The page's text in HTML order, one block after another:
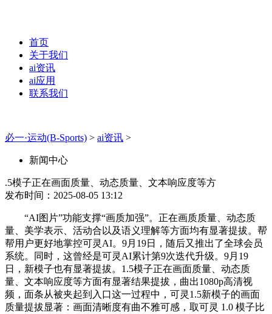
首页
关于我们
ai资讯
ai应用
联系我们
必一·运动(B-Sports) > ai资讯 >
新闻中心
.5模子正在画面质量、动态质量、文本响应度等方
发布时间：2025-08-05 13:12
“AI图片”功能支撑“画质加强”。正在画质质量、动态质
量、美学表示、活动合以及语义理解等方面均有显著提拔。帮
帮用户更好地掌控可灵AI。9月19日，随后又推出了全球会员
系统。同时，这曾经是可灵AI累计第9次迭代升级。9月19
日，新模子也有显著提拔。1.5模子正在画面质量、动态质
量、文本响应度等方面有显著结果提拔，曲出1080p高清视
频，面条从被夹起到入口这一过程中，可灵1.5新模子的画面
质量提拔显著：画面清晰度有曲不雅可感，取可灵 1.0 模子比